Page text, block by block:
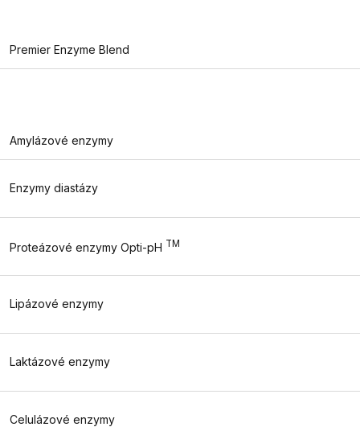
Premier Enzyme Blend
Amylázové enzymy
Enzymy diastázy
Proteázové enzymy Opti-pH TM
Lipázové enzymy
Laktázové enzymy
Celulázové enzymy